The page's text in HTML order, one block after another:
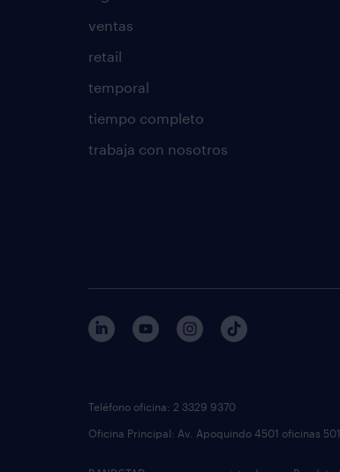
ventas
retail
temporal
tiempo completo
trabaja con nosotros
Teléfono oficina: 2 3329 9370
Oficina Principal: Av. Apoquindo 4501 oficinas